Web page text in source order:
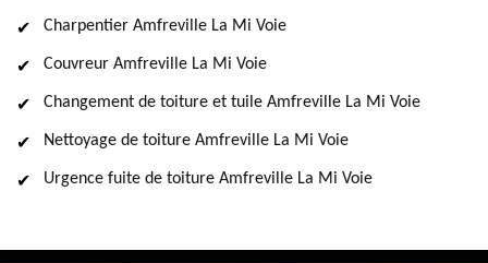
Charpentier Amfreville La Mi Voie
Couvreur Amfreville La Mi Voie
Changement de toiture et tuile Amfreville La Mi Voie
Nettoyage de toiture Amfreville La Mi Voie
Urgence fuite de toiture Amfreville La Mi Voie